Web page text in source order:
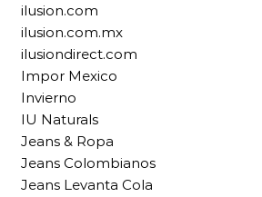
ilusion.com
ilusion.com.mx
ilusiondirect.com
Impor Mexico
Invierno
IU Naturals
Jeans & Ropa
Jeans Colombianos
Jeans Levanta Cola